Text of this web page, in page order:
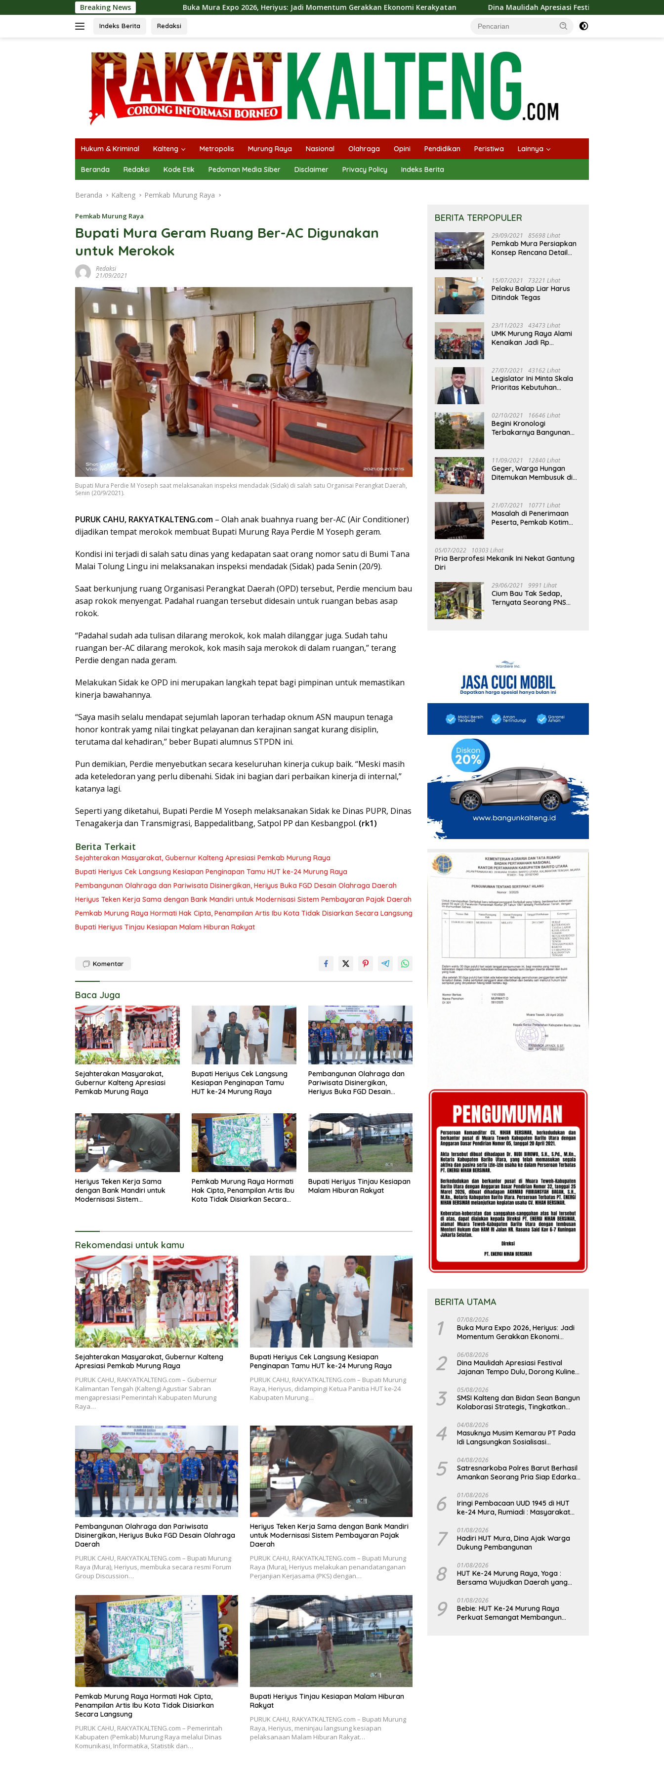
ke
Breaking News
Buka Mura Expo 2026, Heriyus: Jadi Momentum Gerakkan Ekonomi Kerakyatan Dina Maulidah Apresiasi Festival Jajanan Tempo Dulu, Dorong Kuliner
Indeks Berita Redaksi
Hukum & Kriminal Kalteng Metropolis Murung Raya Nasional Olahraga Opini Pendidikan Peristiwa Lainnya
Beranda Redaksi Kode Etik Pedoman Media Siber Disclaimer Privacy Policy Indeks Berita
Beranda Kalteng Pemkab Murung Raya
Pemkab Murung Raya
Bupati Mura Geram Ruang Ber-AC Digunakan
untuk Merokok
Redaksi
21/09/2021
Bupati Mura Perdie M Yoseph saat melaksanakan inspeksi mendadak (Sidak) di salah satu Organisai Perangkat Daerah,
Senin (20/9/2021).
PURUK CAHU, RAKYATKALTENG.com – Olah anak buahnya ruang ber-AC (Air Conditioner)
dijadikan tempat merokok membuat Bupati Murung Raya Perdie M Yoseph geram.
Kondisi ini terjadi di salah satu dinas yang kedapatan saat orang nomor satu di Bumi Tana
Malai Tolung Lingu ini melaksanakan inspeksi mendadak (Sidak) pada Senin (20/9).
Saat berkunjung ruang Organisasi Perangkat Daerah (OPD) tersebut, Perdie mencium bau
asap rokok menyengat. Padahal ruangan tersebut didesain untuk ruangan bebas asap
rokok.
“Padahal sudah ada tulisan dilarang merokok, kok malah dilanggar juga. Sudah tahu
ruangan ber-AC dilarang merokok, kok masih saja merokok di dalam ruangan,” terang
Perdie dengan nada geram.
Melakukan Sidak ke OPD ini merupakan langkah tepat bagi pimpinan untuk memastikan
kinerja bawahannya.
“Saya masih selalu mendapat sejumlah laporan terhadap oknum ASN maupun tenaga
honor kontrak yamg nilai tingkat pelayanan dan kerajinan sangat kurang disiplin,
terutama dal kehadiran,” beber Bupati alumnus STPDN ini.
Pun demikian, Perdie menyebutkan secara keseluruhan kinerja cukup baik. “Meski masih
ada keteledoran yang perlu dibenahi. Sidak ini bagian dari perbaikan kinerja di internal,”
katanya lagi.
Seperti yang diketahui, Bupati Perdie M Yoseph melaksanakan Sidak ke Dinas PUPR, Dinas
Tenagakerja dan Transmigrasi, Bappedalitbang, Satpol PP dan Kesbangpol. (rk1)
Berita Terkait
Sejahterakan Masyarakat, Gubernur Kalteng Apresiasi Pemkab Murung Raya
Bupati Heriyus Cek Langsung Kesiapan Penginapan Tamu HUT ke-24 Murung Raya
Pembangunan Olahraga dan Pariwisata Disinergikan, Heriyus Buka FGD Desain Olahraga Daerah
Heriyus Teken Kerja Sama dengan Bank Mandiri untuk Modernisasi Sistem Pembayaran Pajak Daerah
Pemkab Murung Raya Hormati Hak Cipta, Penampilan Artis Ibu Kota Tidak Disiarkan Secara Langsung
Bupati Heriyus Tinjau Kesiapan Malam Hiburan Rakyat
Komentar
Baca Juga
Sejahterakan Masyarakat,
Gubernur Kalteng Apresiasi
Pemkab Murung Raya
Bupati Heriyus Cek Langsung
Kesiapan Penginapan Tamu
HUT ke-24 Murung Raya
Pembangunan Olahraga dan
Pariwisata Disinergikan,
Heriyus Buka FGD Desain
Heriyus Teken Kerja Sama
dengan Bank Mandiri untuk
Modernisasi Sistem
Pemkab Murung Raya Hormati
Hak Cipta, Penampilan Artis Ibu
Kota Tidak Disiarkan Secara
Bupati Heriyus Tinjau Kesiapan
Malam Hiburan Rakyat
Rekomendasi untuk kamu
Sejahterakan Masyarakat, Gubernur Kalteng
Apresiasi Pemkab Murung Raya
PURUK CAHU, RAKYATKALTENG.com – Gubernur
Kalimantan Tengah (Kalteng) Agustiar Sabran
mengapresiasi Pemerintah Kabupaten Murung
Raya…
Bupati Heriyus Cek Langsung Kesiapan
Penginapan Tamu HUT ke-24 Murung Raya
PURUK CAHU, RAKYATKALTENG.com – Bupati Murung
Raya, Heriyus, didampingi Ketua Panitia HUT ke-24
Kabupaten Murung…
Pembangunan Olahraga dan Pariwisata
Disinergikan, Heriyus Buka FGD Desain Olahraga
Daerah
PURUK CAHU, RAKYATKALTENG.com – Bupati Murung
Raya (Mura), Heriyus, membuka secara resmi Forum
Group Discussion…
Heriyus Teken Kerja Sama dengan Bank Mandiri
untuk Modernisasi Sistem Pembayaran Pajak
Daerah
PURUK CAHU, RAKYATKALTENG.com – Bupati Murung
Raya (Mura), Heriyus melakukan penandatanganan
Perjanjian Kerjasama (PKS) dengan…
Pemkab Murung Raya Hormati Hak Cipta,
Penampilan Artis Ibu Kota Tidak Disiarkan
Secara Langsung
PURUK CAHU, RAKYATKALTENG.com – Pemerintah
Kabupaten (Pemkab) Murung Raya melalui Dinas
Komunikasi, Informatika, Statistik dan…
Bupati Heriyus Tinjau Kesiapan Malam Hiburan
Rakyat
PURUK CAHU, RAKYATKALTENG.com – Bupati Murung
Raya, Heriyus, meninjau langsung kesiapan
pelaksanaan Malam Hiburan Rakyat…
BERITA TERPOPULER
29/09/2021 85698 Lihat
Pemkab Mura Persiapkan
Konsep Rencana Detail
15/07/2021 73221 Lihat
Pelaku Balap Liar Harus
Ditindak Tegas
23/11/2023 43473 Lihat
UMK Murung Raya Alami
Kenaikan Jadi Rp
27/07/2021 43162 Lihat
Legislator Ini Minta Skala
Prioritas Kebutuhan
02/10/2021 16646 Lihat
Begini Kronologi
Terbakarnya Bangunan
11/09/2021 12840 Lihat
Geger, Warga Hungan
Ditemukan Membusuk di
21/07/2021 10771 Lihat
Masalah di Penerimaan
Peserta, Pemkab Kotim
05/07/2022 10303 Lihat
Pria Berprofesi Mekanik Ini Nekat Gantung
Diri
29/06/2021 9991 Lihat
Cium Bau Tak Sedap,
Ternyata Seorang PNS
BERITA UTAMA
1 07/08/2026
Buka Mura Expo 2026, Heriyus: Jadi
Momentum Gerakkan Ekonomi
2 06/08/2026
Dina Maulidah Apresiasi Festival
Jajanan Tempo Dulu, Dorong Kuliner
3 05/08/2026
SMSI Kalteng dan Bidan Sean Bangun
Kolaborasi Strategis, Tingkatkan
4 04/08/2026
Masuknya Musim Kemarau PT Pada
Idi Langsungkan Sosialisasi
5 04/08/2026
Satresnarkoba Polres Barut Berhasil
Amankan Seorang Pria Siap Edarkan
Gram
6 01/08/2026
Iringi Pembacaan UUD 1945 di HUT
ke-24 Mura, Rumiadi : Masyarakat
yang Lebih Besar
7 01/08/2026
Hadiri HUT Mura, Dina Ajak Warga
Dukung Pembangunan
8 01/08/2026
HUT Ke-24 Murung Raya, Yoga :
Bersama Wujudkan Daerah yang
9 01/08/2026
Bebie: HUT Ke-24 Murung Raya
Perkuat Semangat Membangun